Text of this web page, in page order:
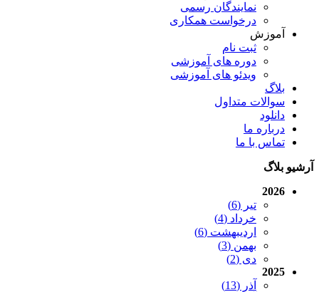
نمایندگان رسمی
درخواست همکاری
آموزش
ثبت نام
دوره های آموزشی
ویدئو های آموزشی
بلاگ
سوالات متداول
دانلود
درباره ما
تماس با ما
آرشیو بلاگ
2026
تیر (6)
خرداد (4)
اردیبهشت (6)
بهمن (3)
دی (2)
2025
آذر (13)